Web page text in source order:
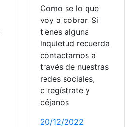
Como se lo que
voy a cobrar. Si
tienes alguna
inquietud recuerda
contactarnos a
través de nuestras
redes sociales,
o regístrate y
déjanos
20/12/2022